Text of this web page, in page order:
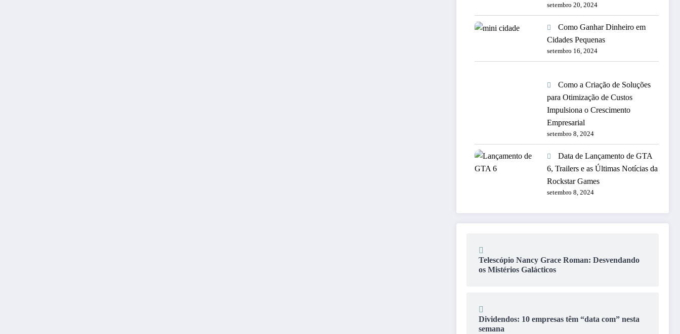
setembro 20, 2024
Como Ganhar Dinheiro em
Cidades Pequenas
setembro 16, 2024
Como a Criação de Soluções
para Otimização de Custos
Impulsiona o Crescimento
Empresarial
setembro 8, 2024
Data de Lançamento de GTA
6, Trailers e as Últimas Notícias da
Rockstar Games
setembro 8, 2024
Telescópio Nancy Grace Roman: Desvendando
os Mistérios Galácticos
Dividendos: 10 empresas têm “data com” nesta
semana